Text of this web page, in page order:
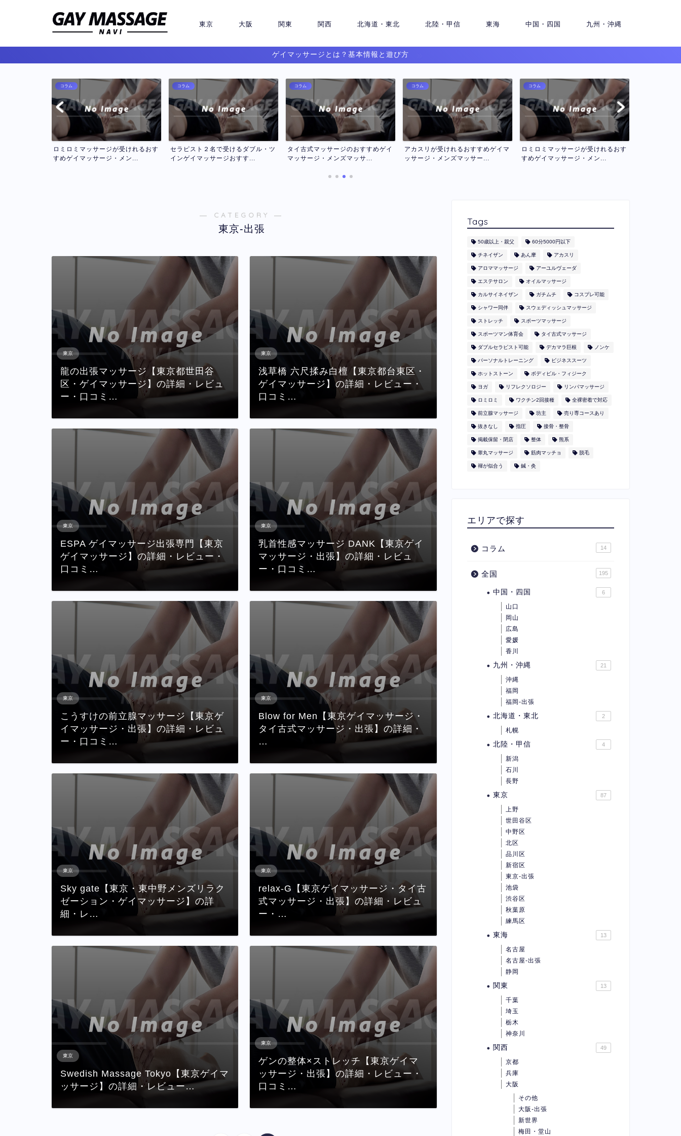
東京 大阪 関東 関西 北海道・東北 北陸・甲信 東海 中国・四国 九州・沖縄
ゲイマッサージとは？基本情報と遊び方
コラム
セラピスト２名で受けるダブル・ツ
インゲイマッサージおすす...
コラム
タイ古式マッサージのおすすめゲイ
マッサージ・メンズマッサ...
コラム
アカスリが受けれるおすすめゲイマ
ッサージ・メンズマッサー...
コラム
ロミロミマッサージが受けれるおす
すめゲイマッサージ・メン...
コラム
セラピスト２名で受けるダブル・ツ
インゲイマッサージおすす...
― CATEGORY ―
東京-出張
東京
龍の出張マッサージ【東京都世田谷
区・ゲイマッサージ】の詳細・レビュ
ー・口コミ…
東京
浅草橋 六尺揉み白檀【東京都台東区・
ゲイマッサージ】の詳細・レビュー・
口コミ…
東京
ESPA ゲイマッサージ出張専門【東京
ゲイマッサージ】の詳細・レビュー・
口コミ…
東京
乳首性感マッサージ DANK【東京ゲイ
マッサージ・出張】の詳細・レビュ
ー・口コミ…
東京
こうすけの前立腺マッサージ【東京ゲ
イマッサージ・出張】の詳細・レビュ
ー・口コミ…
東京
Blow for Men【東京ゲイマッサージ・
タイ古式マッサージ・出張】の詳細・
…
東京
Sky gate【東京・東中野メンズリラク
ゼーション・ゲイマッサージ】の詳
細・レ…
東京
relax-G【東京ゲイマッサージ・タイ古
式マッサージ・出張】の詳細・レビュ
ー・…
東京
Swedish Massage Tokyo【東京ゲイマ
ッサージ】の詳細・レビュー…
東京
ゲンの整体×ストレッチ【東京ゲイマ
ッサージ・出張】の詳細・レビュー・
口コミ…
Tags
50歳以上・親父 60分5000円以下
​チネイザン あん摩 アカスリ
アロママッサージ アーユルヴェーダ
エステサロン オイルマッサージ
カルサイネイザン ガチムチ コスプレ可能
シャワー同伴 スウェディッシュマッサージ
ストレッチ スポーツマッサージ
スポーツマン体育会 タイ古式マッサージ
ダブルセラピスト可能 デカマラ巨根 ノンケ
パーソナルトレーニング ビジネススーツ
ホットストーン ボディビル・フィジーク
ヨガ リフレクソロジー リンパマッサージ
ロミロミ ワクチン2回接種 全裸密着で対応
前立腺マッサージ 坊主 売り専コースあり
抜きなし 指圧 接骨・整骨
掲載保留・閉店 整体 熊系
睾丸マッサージ 筋肉マッチョ 脱毛
褌が似合う 鍼・灸
エリアで探す
コラム 14
全国 195
中国・四国 6
山口
岡山
広島
愛媛
香川
九州・沖縄 21
沖縄
福岡
福岡-出張
北海道・東北 2
札幌
北陸・甲信 4
新潟
石川
長野
東京 87
上野
世田谷区
中野区
北区
品川区
新宿区
東京-出張
池袋
渋谷区
秋葉原
練馬区
東海 13
名古屋
名古屋-出張
静岡
関東 13
千葉
埼玉
栃木
神奈川
関西 49
京都
兵庫
大阪
その他
大阪-出張
新世界
梅田・堂山